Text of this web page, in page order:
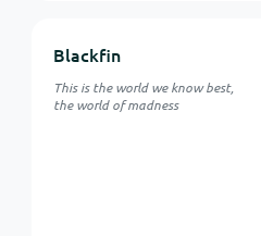
Blackfin
This is the world we know best,
the world of madness